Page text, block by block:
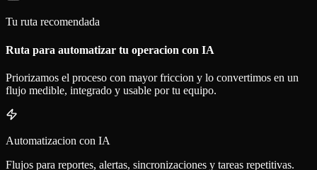
Tu ruta recomendada
Ruta para automatizar tu operacion con IA
Priorizamos el proceso con mayor friccion y lo convertimos en un
flujo medible, integrado y usable por tu equipo.
Automatizacion con IA
Flujos para reportes, alertas, sincronizaciones y tareas repetitivas.